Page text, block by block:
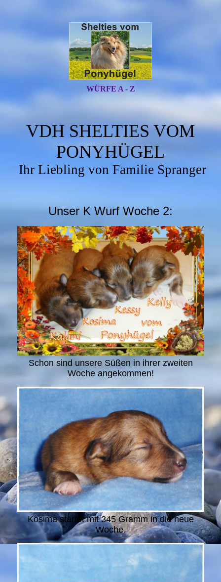
WÜRFE A - Z
VDH SHELTIES VOM
PONYHÜGEL
Ihr Liebling von Familie Spranger
Unser K Wurf Woche 2:
Schon sind unsere Süßen in ihrer zweiten
Woche angekommen!
Kosima startet mit 345 Gramm in die neue
Woche.